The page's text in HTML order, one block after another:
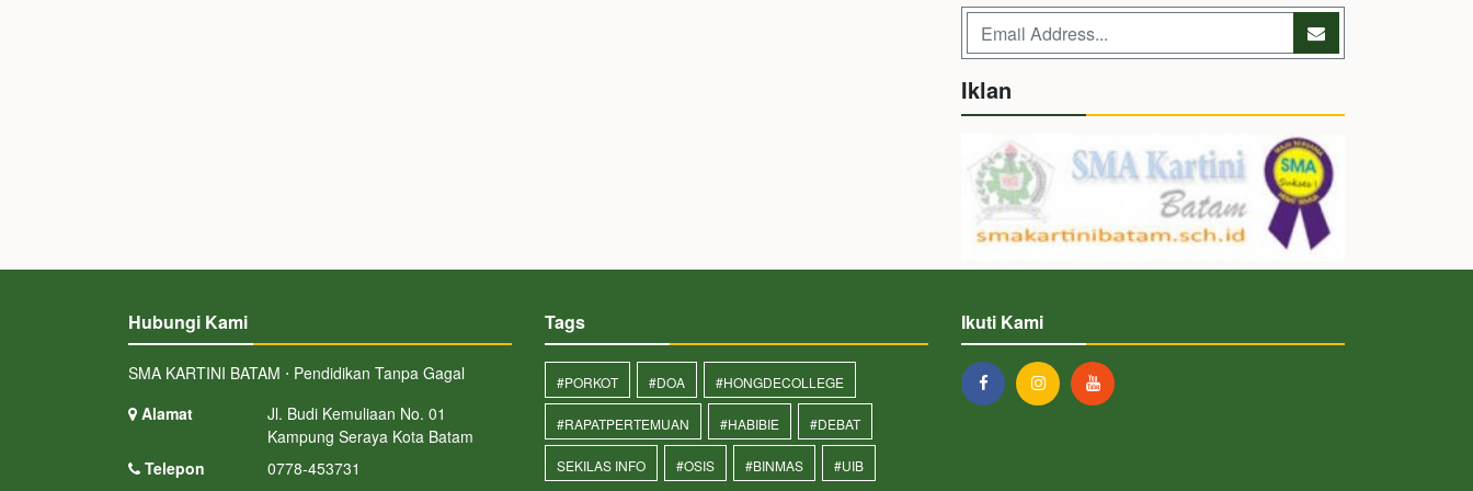
Iklan
Hubungi Kami
SMA KARTINI BATAM ⋅ Pendidikan Tanpa Gagal
Alamat
Jl. Budi Kemuliaan No. 01
Kampung Seraya Kota Batam
Telepon
0778-453731
Tags
#PORKOT #DOA #HONGDECOLLEGE
#RAPATPERTEMUAN #HABIBIE #DEBAT
SEKILAS INFO #OSIS #BINMAS #UIB
Ikuti Kami